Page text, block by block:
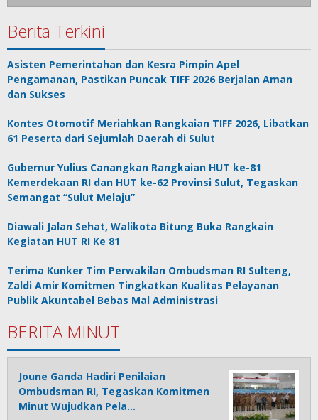
Berita Terkini
Asisten Pemerintahan dan Kesra Pimpin Apel
Pengamanan, Pastikan Puncak TIFF 2026 Berjalan Aman
dan Sukses
Kontes Otomotif Meriahkan Rangkaian TIFF 2026, Libatkan
61 Peserta dari Sejumlah Daerah di Sulut
Gubernur Yulius Canangkan Rangkaian HUT ke-81
Kemerdekaan RI dan HUT ke-62 Provinsi Sulut, Tegaskan
Semangat “Sulut Melaju”
Diawali Jalan Sehat, Walikota Bitung Buka Rangkain
Kegiatan HUT RI Ke 81
Terima Kunker Tim Perwakilan Ombudsman RI Sulteng,
Zaldi Amir Komitmen Tingkatkan Kualitas Pelayanan
Publik Akuntabel Bebas Mal Administrasi
BERITA MINUT
Joune Ganda Hadiri Penilaian
Ombudsman RI, Tegaskan Komitmen
Minut Wujudkan Pela…